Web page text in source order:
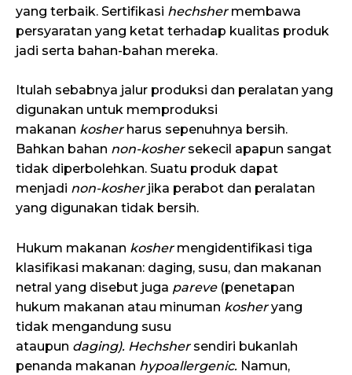
yang terbaik. Sertifikasi hechshermembawa
persyaratan yang ketat terhadap kualitas produk
jadi serta bahan-bahan mereka.
Itulah sebabnya jalur produksi dan peralatan yang
digunakan untuk memproduksi
makanan kosherharus sepenuhnya bersih.
Bahkan bahan non-koshersekecil apapun sangat
tidak diperbolehkan. Suatu produk dapat
menjadi non-kosherjika perabot dan peralatan
yang digunakan tidak bersih.
Hukum makanan koshermengidentifikasi tiga
klasifikasi makanan: daging, susu, dan makanan
netral yang disebut juga pareve(penetapan
hukum makanan atau minuman kosheryang
tidak mengandung susu
ataupun daging). Hechshersendiri bukanlah
penanda makanan hypoallergenic. Namun,